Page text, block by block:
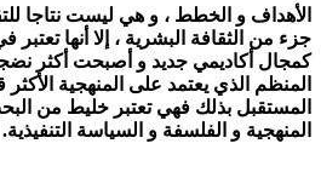
الأهداف و الخطط ، و هي ليست نتاجا
جزء من الثقافة البشرية ، إلا أنها
كمجال أكاديمي جديد و أصبحت أكثر نضجا
المنظم الذي يعتمد على المنهجية
المستقبل بذلك فهي تعتبر خليط من
المنهجية و الفلسفة و السياسة التنفيذية.